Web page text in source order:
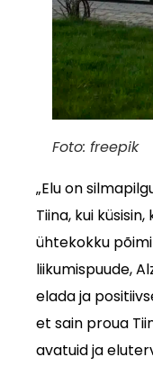
Foto: freepik
„Elu on
Tiina, kui
ühtekokku
liikumispuude,
elada ja
et sain proua
avatuid ja